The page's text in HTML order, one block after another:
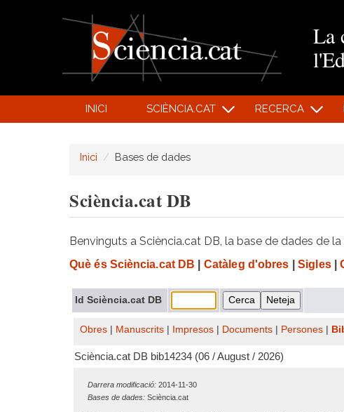
La
INICI SCIÈNCIA.CAT RECERCA
Inici Bases de dades
Sciència.cat DB
Benvinguts a Sciència.cat DB, la base de dades de
Què és Sciència.cat DB Catàleg d'obres Sigles|
Id Sciència.cat DB
Obres Manuscrits Impresos Documents Persones
Sciència.cat DB bib14234 (06 / August / 2026)
Darrera modificació: 2014-11-30
Bases de dades: Sciència.cat